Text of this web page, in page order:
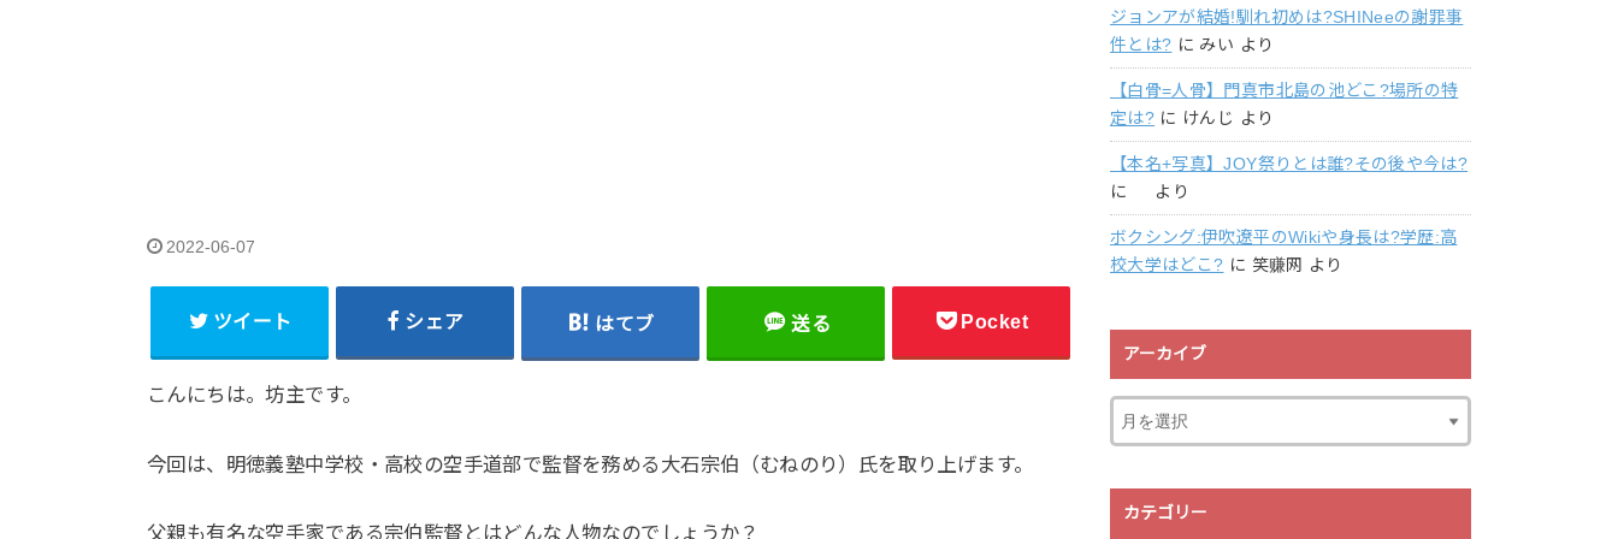
2022-06-07
ツイート シェア はてブ 送る Pocket
こんにちは。坊主です。
今回は、明徳義塾中学校・高校の空手道部で監督を務める大石宗伯（むねのり）氏を取り上げます。
父親も有名な空手家である宗伯監督とはどんな人物なのでしょうか？
ジョンアが結婚!馴れ初めは?SHINeeの謝罪事
件とは? に みい より
【白骨=人骨】門真市北島の池どこ?場所の特
定は? に けんじ より
【本名+写真】JOY祭りとは誰?その後や今は?
に
より
ボクシング:伊吹遼平のWikiや身長は?学歴:高
校大学はどこ? に 笑赚网 より
アーカイブ
カテゴリー